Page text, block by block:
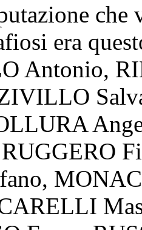
che
era
Antonio,